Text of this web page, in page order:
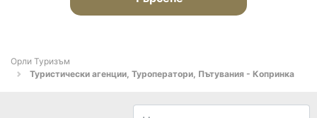
Орли Туризъм
Туристически агенции, Туроператори, Пътувания - Копринка